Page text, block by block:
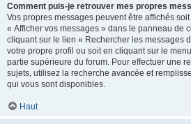
Comment puis-je retrouver mes propres
Vos propres messages peuvent être affichés
« Afficher vos messages » dans le panneau de
cliquant sur le lien « Rechercher les messages
votre propre profil ou soit en cliquant sur le
partie supérieure du forum. Pour effectuer une
sujets, utilisez la recherche avancée et
qui vous sont disponibles.
Haut